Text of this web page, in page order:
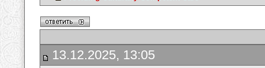
13.12.2025, 13:05